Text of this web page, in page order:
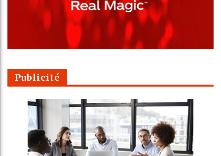
Publicité